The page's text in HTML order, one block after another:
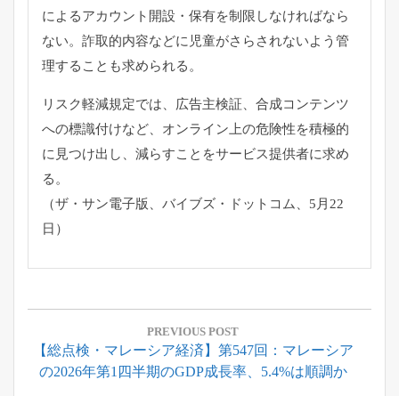
によるアカウント開設・ 保有を制限しなければなら
ない。 詐取的内容などに児童がさらされないよう管
理することも求められる。
リスク軽減規定では、広告主検証、 合成コンテンツ
への標識付けなど、 オンライン上の危険性を積極的
に見つけ出し、 減らすことをサービス提供者に求め
る。
（ザ・サン電子版、バイブズ・ドットコム、5月22
日）
投
ナ
ビ
PREVIOUS POST
Previous
Post:
【総点検・マレーシア経済】第547回：マレーシア
の2026年第1四半期のGDP成長率、5.4%は順調か